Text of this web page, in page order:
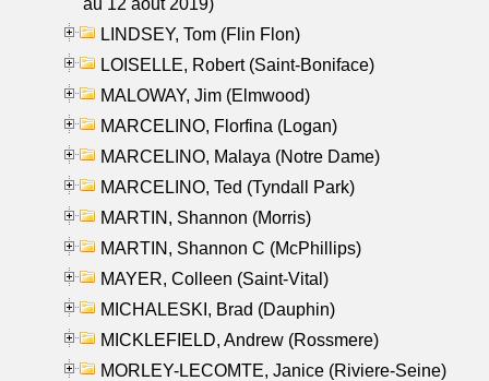
LINDSEY, Tom (Flin Flon)
LOISELLE, Robert (Saint-Boniface)
MALOWAY, Jim (Elmwood)
MARCELINO, Florfina (Logan)
MARCELINO, Malaya (Notre Dame)
MARCELINO, Ted (Tyndall Park)
MARTIN, Shannon (Morris)
MARTIN, Shannon C (McPhillips)
MAYER, Colleen (Saint-Vital)
MICHALESKI, Brad (Dauphin)
MICKLEFIELD, Andrew (Rossmere)
MORLEY-LECOMTE, Janice (Riviere-Seine)